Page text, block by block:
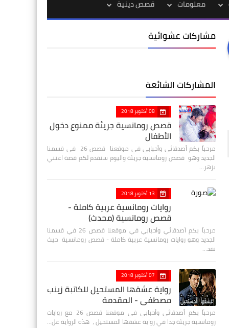
معلومات قصص دينية
مشاركات عشوائية
المشاركات الشائعة
08 أكتوبر 2018
قصص رومانسية جريئة ممنوع دخول
الأطفال
مرحباً بكم أصدقائي وأحبابي في موقعنا قصص 26 في قسمنا
الجديد وهو قصص رومانسية جريئة واليوم سنقدم لكم قصة اعتني
بزهر…
13 أكتوبر 2018
روايات رومانسية عربية كاملة -
قصص رومانسية (محدث)
مرحباً بكم أصدقائي وأحبابي في موقعنا قصص 26 في قسمنا
الجديد وهو روايات رومانسية عربية كاملة - قصص رومانسية حيث
نقد…
07 أكتوبر 2018
رواية عشقها المستحيل للكاتبة زينب
مصطفي - المقدمة
مرحباً بكم أصدقائي وأحبابي في موقعنا قصص 26 مع روايات
رومانسية جريئة جدا في رواية عشقها المستحيل ، هذه الرواية عل…